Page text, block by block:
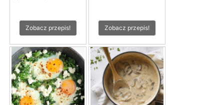
Zobacz przepis! Zobacz przepis!